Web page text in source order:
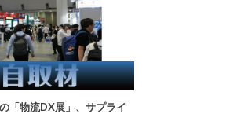
「物流DX展」、サプライ